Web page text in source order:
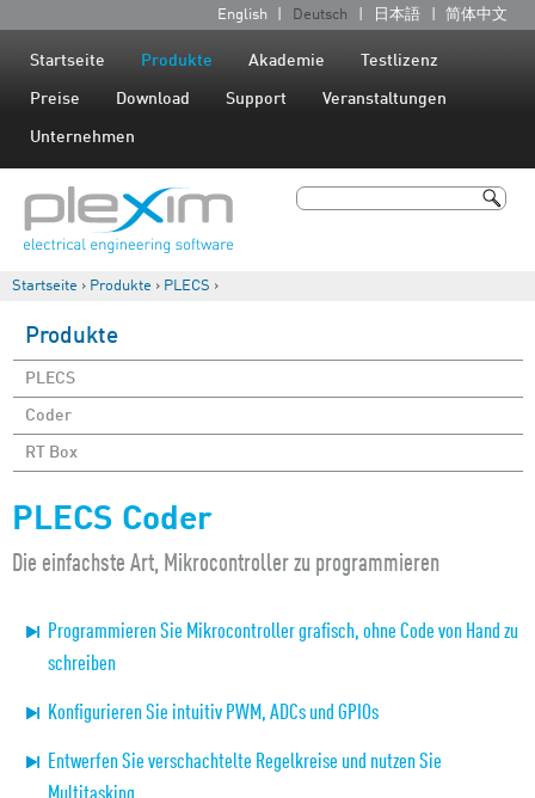
Jump to navigation
S
e
n
English Deutsch 日本語 简体中文
Startseite Produkte Akademie Testlizenz
Preise Download Support Veranstaltungen
Unternehmen
Suche
Startseite › Produkte › PLECS ›
Produkte
PLECS
Coder
RT Box
PLECS Coder
Die einfachste Art, Mikrocontroller zu programmieren
Programmieren Sie Mikrocontroller grafisch, ohne Code von Hand zu
schreiben
Konfigurieren Sie intuitiv PWM, ADCs und GPIOs
Entwerfen Sie verschachtelte Regelkreise und nutzen Sie